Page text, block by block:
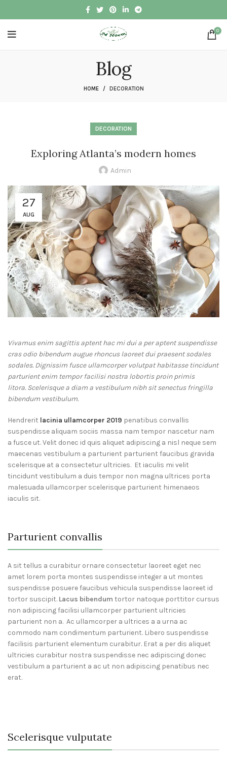
0
Blog
HOME DECORATION
DECORATION
Exploring Atlanta’s modern homes
Admin
27
AUG
Vivamus enim sagittis aptent hac mi dui a per aptent suspendisse
cras odio bibendum augue rhoncus laoreet dui praesent sodales
sodales. Dignissim fusce ullamcorper volutpat habitasse tincidunt
parturient enim tempor facilisi nostra lobortis proin primis
litora. Scelerisque a diam a vestibulum nibh sit senectus fringilla
bibendum vestibulum.
Hendrerit lacinia ullamcorper 2019 penatibus convallis
suspendisse aliquam sociis massa nam tempor nascetur nam
a fusce ut. Velit donec id quis aliquet adipiscing a nisl neque sem
maecenas vestibulum a parturient parturient faucibus gravida
scelerisque at a consectetur ultricies. Et iaculis mi velit
tincidunt vestibulum a duis tempor non magna ultrices porta
malesuada ullamcorper scelerisque parturient himenaeos
iaculis sit.
Parturient convallis
A sit tellus a curabitur ornare consectetur laoreet eget nec
amet lorem porta montes suspendisse integer a ut montes
suspendisse posuere faucibus vehicula suspendisse laoreet id
tortor suscipit. Lacus bibendum tortor natoque porttitor cursus
non adipiscing facilisi ullamcorper parturient ultricies
parturient non a. Ac ullamcorper a ultrices a a urna ac
commodo nam condimentum parturient. Libero suspendisse
facilisis parturient elementum curabitur. Erat a per dis aliquet
ultricies curabitur nostra suspendisse nec adipiscing donec
vestibulum a parturient a ac ut non adipiscing penatibus nec
erat.
Scelerisque vulputate